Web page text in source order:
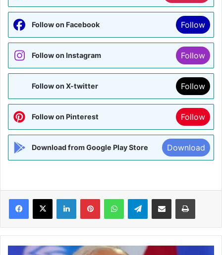
Follow on Facebook Follow
Follow on Instagram Follow
Follow on X-twitter Follow
Follow on Pinterest Follow
Download from Google Play Store Download
Facebook
X LinkedInPinterestWhatsAppTelegramShare via Email Print
कोरोना